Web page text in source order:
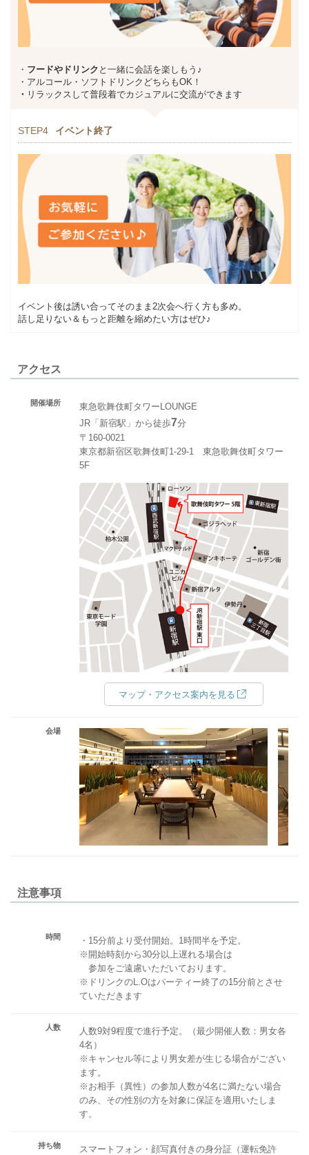
・ フードやドリンク と一緒に会話を楽しもう♪
・アルコール・ソフトドリンクどちらもOK！
・ リラックスして普段着でカジュアルに交流ができます
STEP4 イベント終了
イベント後は誘い合ってそのまま2次会へ行く方も多め。
話し足りない＆もっと距離を縮めたい方はぜひ♪
アクセス
開催場所
東急歌舞伎町タワーLOUNGE
JR「新宿駅」から徒歩7分
〒160-0021
東京都新宿区歌舞伎町1-29-1 東急歌舞伎町タワー
5F
マップ・アクセス案内を見る
会場
注意事項
時間
・15分前より受付開始。1時間半を予定。
※開始時刻から30分以上遅れる場合は
参加をご遠慮いただいております。
※ドリンクのL.Oはパーティー終了の15分前とさせ
ていただきます
人数
人数9対9程度で進行予定。（最少開催人数：男女各
4名）
※キャンセル等により男女差が生じる場合がござい
ます。
※お相手（異性）の参加人数が4名に満たない場合
のみ、その性別の方を対象に保証を適用いたしま
す。
持ち物
スマートフォン・顔写真付きの身分証（運転免許